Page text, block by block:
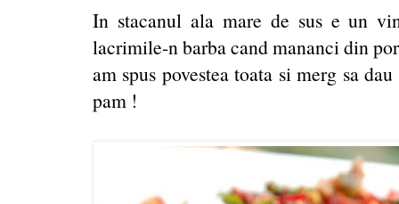
In stacanul ala mare de sus e un
lacrimile-n barba cand mananci din
am spus povestea toata si merg sa
pam !